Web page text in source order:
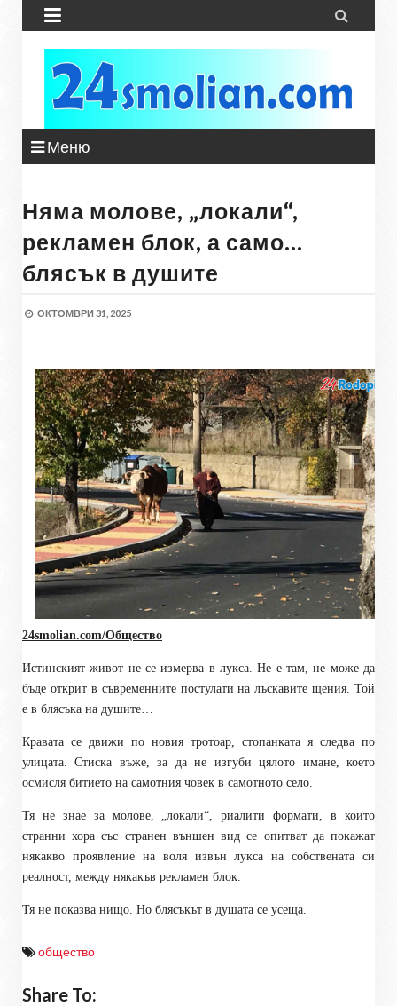
 
Меню
Няма молове, „локали“,
рекламен блок, а само…
блясък в душите
ОКТОМВРИ 31, 2025
24smolian.com/Общество
Истинският живот не се измерва в лукса. Не е там, не може да
бъде открит в съвременните постулати на лъскавите щения. Той
е в блясъка на душите…
Кравата се движи по новия тротоар, стопанката я следва по
улицата. Стиска въже, за да не изгуби цялото имане, което
осмисля битието на самотния човек в самотното село.
Тя не знае за молове, „локали“, риалити формати, в които
странни хора със странен външен вид се опитват да покажат
някакво проявление на воля извън лукса на собствената си
реалност, между някакъв рекламен блок.
Тя не показва нищо. Но блясъкът в душата се усеща.
общество
Share To: